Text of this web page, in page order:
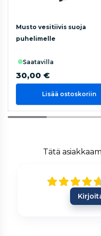
Musto vesitiivis suoja
puhelimelle
saatavilla
30,00 €
Lisää ostoskoriin
Tätä